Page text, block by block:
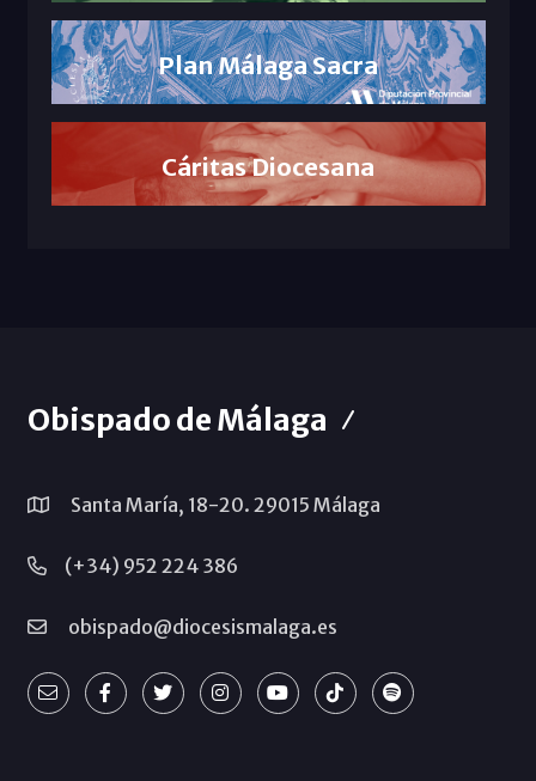
Plan Málaga Sacra
Cáritas Diocesana
Obispado de Málaga
Santa María, 18-20. 29015 Málaga
(+34) 952 224 386
obispado@diocesismalaga.es